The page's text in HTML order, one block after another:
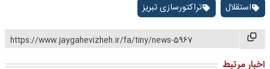
استقلال تراکتورسازی تبریز
https://www.jaygahevizheh.ir/fa/tiny/news-5967
اخبار مرتبط